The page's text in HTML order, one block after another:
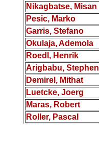
Nikagbatse, Misan
Pesic, Marko
Garris, Stefano
Okulaja, Ademola
Roedl, Henrik
Arigbabu, Stephen
Demirel, Mithat
Luetcke, Joerg
Maras, Robert
Roller, Pascal